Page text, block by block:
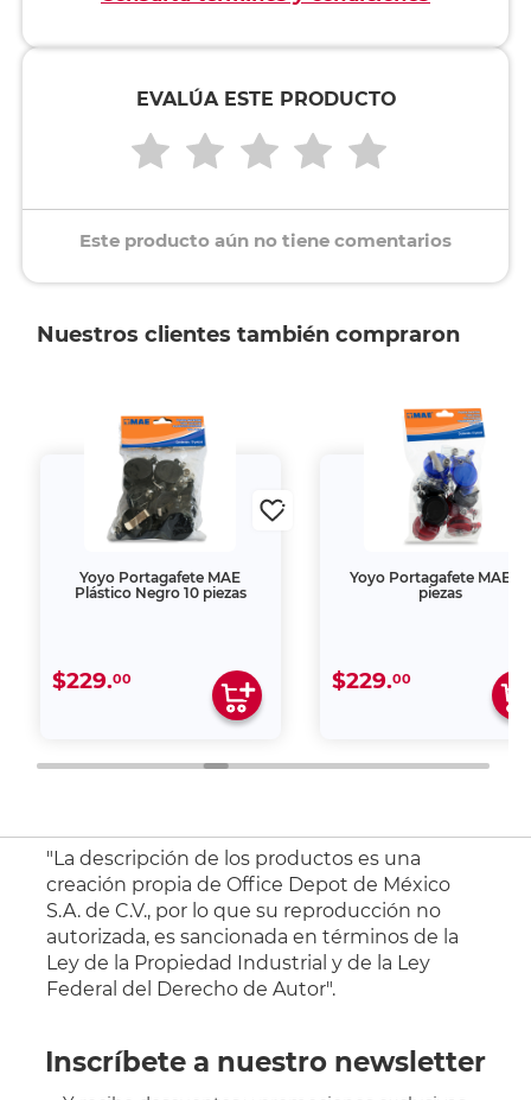
EVALÚA ESTE PRODUCTO
Este producto aún no tiene comentarios
Nuestros clientes también compraron
Yoyo Portagafete MAE
Plástico Negro 10 piezas
$229.00
Yoyo Portagafete MAE 10
piezas
$229.00
"La descripción de los productos es una
creación propia de Office Depot de México
S.A. de C.V., por lo que su reproducción no
autorizada, es sancionada en términos de la
Ley de la Propiedad Industrial y de la Ley
Federal del Derecho de Autor".
Inscríbete a nuestro newsletter